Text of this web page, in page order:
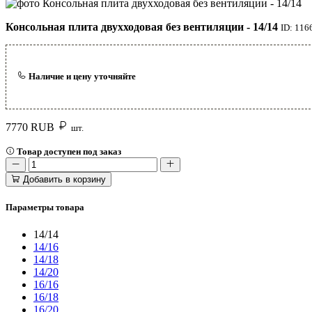
Консольная плита двухходовая без вентиляции - 14/14 ID:
Наличие и цену уточняйте
7770 RUB шт.
Товар доступен под заказ
Добавить в корзину
Параметры товара
14/14
14/16
14/18
14/20
16/16
16/18
16/20